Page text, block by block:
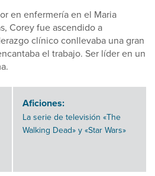
en enfermería en el Maria
Corey fue ascendido a
clínico conllevaba una gran
el trabajo. Ser líder en un
Aficiones:
La serie de televisión «The
Walking Dead» y «Star Wars»